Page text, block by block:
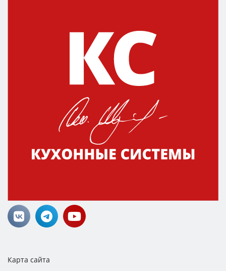
Карта сайта